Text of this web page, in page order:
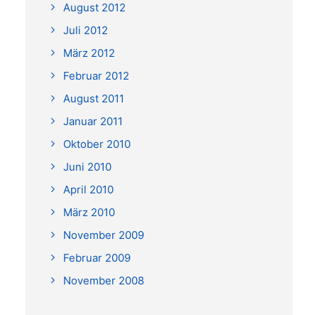
August 2012
Juli 2012
März 2012
Februar 2012
August 2011
Januar 2011
Oktober 2010
Juni 2010
April 2010
März 2010
November 2009
Februar 2009
November 2008